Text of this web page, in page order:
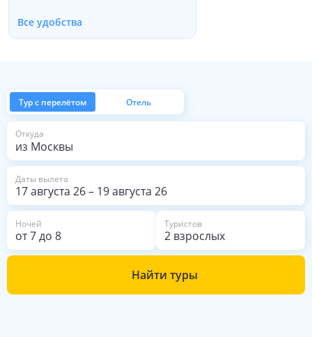
Все удобства
Тур с перелётом Отель
Откуда
из Москвы
Даты вылета
17 августа 26– 19 августа 26
Ночей
от7до 8
Туристов
2 взрослых
Найти туры